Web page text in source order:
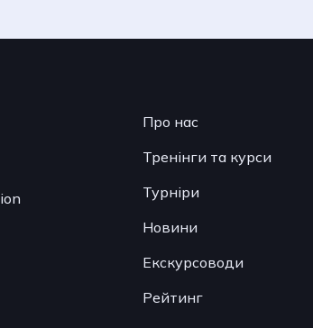
Про нас
Тренінги та курси
Турніри
Новини
Екскурсоводи
Рейтинг